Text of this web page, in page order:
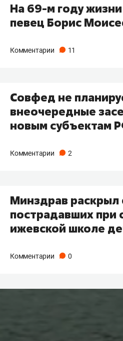
На 69-м году
певец Борис
Комментарии 11
Совфед не
внеочередные
новым субъектам
Комментарии 2
Минздрав раскрыл
пострадавших при
ижевской школе
Комментарии 0